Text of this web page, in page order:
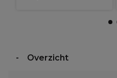
Overzicht